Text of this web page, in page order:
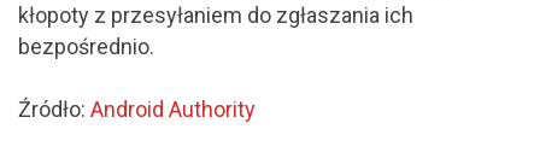
kłopoty z przesyłaniem do zgłaszania ich
bezpośrednio.
Źródło: Android Authority